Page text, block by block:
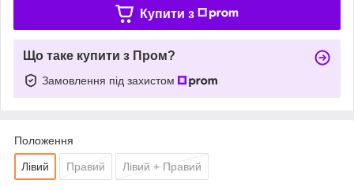
Купити з
Що таке купити з Пром?
Замовлення під захистом
Положення
Лівий Правий Лівий + Правий